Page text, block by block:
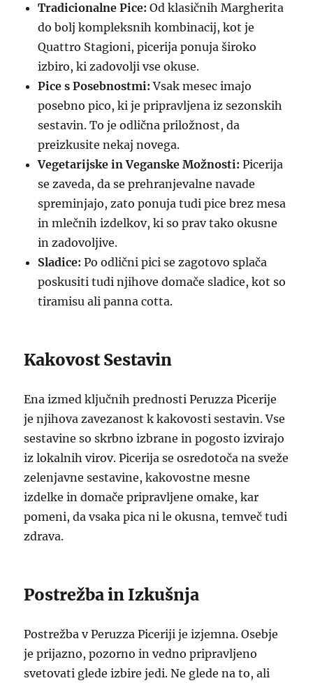
Tradicionalne Pice: Od klasičnih Margherita
do bolj kompleksnih kombinacij, kot je
Quattro Stagioni, picerija ponuja široko
izbiro, ki zadovolji vse okuse.
Pice s Posebnostmi: Vsak mesec imajo
posebno pico, ki je pripravljena iz sezonskih
sestavin. To je odlična priložnost, da
preizkusite nekaj novega.
Vegetarijske in Veganske Možnosti: Picerija
se zaveda, da se prehranjevalne navade
spreminjajo, zato ponuja tudi pice brez mesa
in mlečnih izdelkov, ki so prav tako okusne
in zadovoljive.
Sladice: Po odlični pici se zagotovo splača
poskusiti tudi njihove domače sladice, kot so
tiramisu ali panna cotta.
Kakovost Sestavin
Ena izmed ključnih prednosti Peruzza Picerije
je njihova zavezanost k kakovosti sestavin. Vse
sestavine so skrbno izbrane in pogosto izvirajo
iz lokalnih virov. Picerija se osredotoča na sveže
zelenjavne sestavine, kakovostne mesne
izdelke in domače pripravljene omake, kar
pomeni, da vsaka pica ni le okusna, temveč tudi
zdrava.
Postrežba in Izkušnja
Postrežba v Peruzza Piceriji je izjemna. Osebje
je prijazno, pozorno in vedno pripravljeno
svetovati glede izbire jedi. Ne glede na to, ali